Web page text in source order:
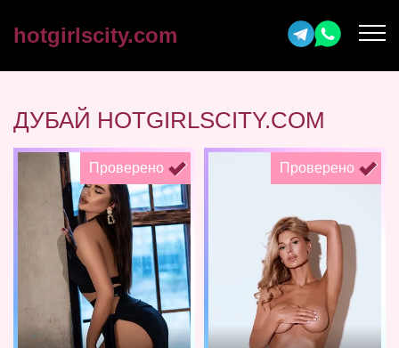
hotgirlscity.com
ДУБАЙ HOTGIRLSCITY.COM
Проверено Проверено